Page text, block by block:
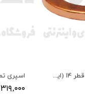
۳۱۹,۰۰۰ تومان
واشر مسی کارتل قطر ۱۴ (ایرانخودرویی)